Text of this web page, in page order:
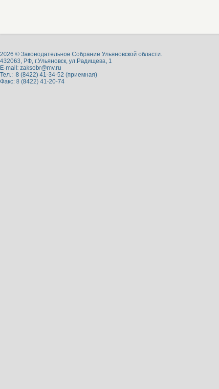
2026 © Законодательное Собрание Ульяновской области.
432063, РФ, г.Ульяновск, ул.Радищева, 1
E-mail: zaksobr@mv.ru
Тел.: 8 (8422) 41-34-52 (приемная)
Факс: 8 (8422) 41-20-74